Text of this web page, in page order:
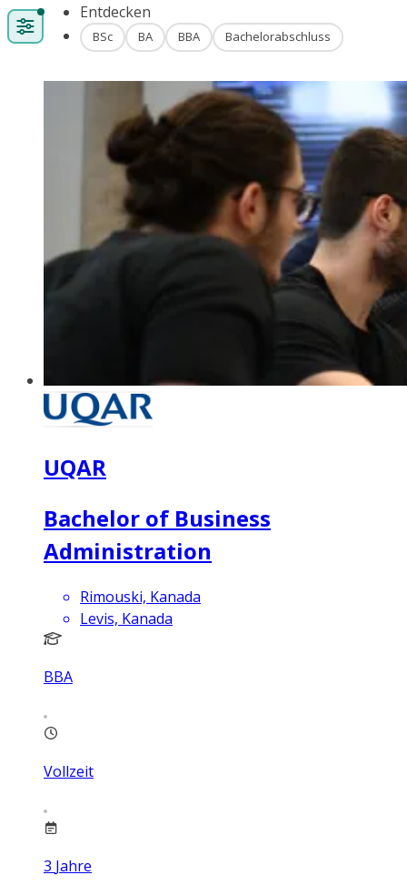
Entdecken
BSc BA BBA Bachelorabschluss
UQAR
Bachelor of Business
Administration
Rimouski, Kanada
Levis, Kanada
BBA
Vollzeit
3 Jahre